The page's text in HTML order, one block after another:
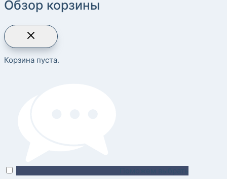
Обзор корзины
Корзина пуста.